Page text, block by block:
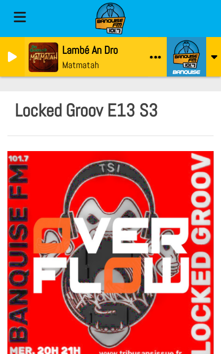
Lambé An Dro
Matmatah
Locked Groov E13 S3